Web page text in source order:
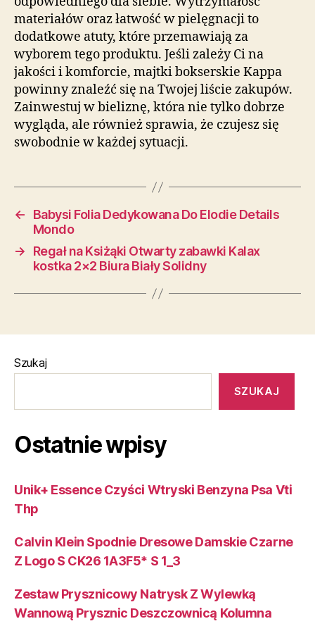
materiałów oraz łatwość w pielęgnacji to
dodatkowe atuty, które przemawiają za
wyborem tego produktu. Jeśli zależy Ci na
jakości i komforcie, majtki bokserskie Kappa
powinny znaleźć się na Twojej liście zakupów.
Zainwestuj w bieliznę, która nie tylko dobrze
wygląda, ale również sprawia, że czujesz się
swobodnie w każdej sytuacji.
←
Babysi Folia Dedykowana Do Elodie Details
Mondo
→
Regał na Ksiżąki Otwarty zabawki Kalax
kostka 2×2 Biura Biały Solidny
Szukaj
SZUKAJ
Ostatnie wpisy
Unik+ Essence Czyści Wtryski Benzyna Psa Vti
Thp
Calvin Klein Spodnie Dresowe Damskie Czarne
Z Logo S CK26 1A3F5* S 1_3
Zestaw Prysznicowy Natrysk Z Wylewką
Wannową Prysznic Deszczownicą Kolumna